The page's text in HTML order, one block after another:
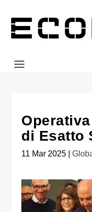
di Esatto
11 Mar 2025 |